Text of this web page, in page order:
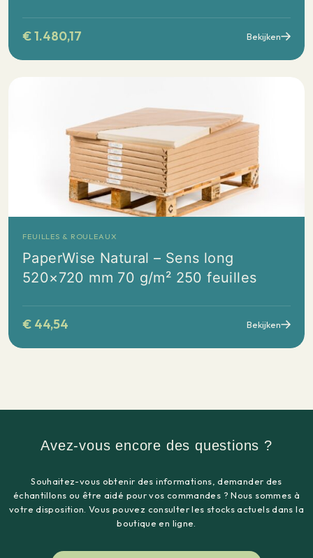
€1.480,17 Bekijken
FEUILLES & ROULEAUX
PaperWise Natural – Sens long
520×720 mm 70 g/m² 250 feuilles
€ 44,54 Bekijken
Avez-vous encore des questions ?
Souhaitez-vous obtenir des informations, demander des
échantillons ou être aidé pour vos commandes ? Nous sommes à
votre disposition. Vous pouvez consulter les stocks actuels dans la
boutique en ligne.